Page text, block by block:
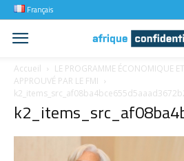
Français
Accueil
LE PROGRAMME ÉCONOMIQUE
APPROUVÉ PAR LE FMI